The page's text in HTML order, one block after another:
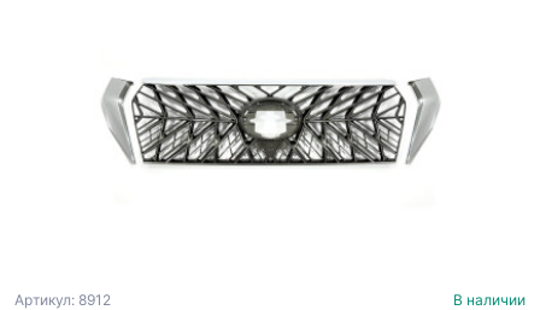
Артикул: 8912 В наличии